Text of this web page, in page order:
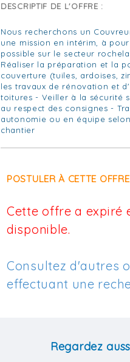
DESCRIPTIF DE L'OFFRE :
Nous recherchons un
une mission en intérim, à
possible sur le secteur
Réaliser la préparation et la
couverture (tuiles, ardoises,
les travaux de rénovation et
toitures - Veiller à la sécurité
au respect des consignes -
autonomie ou en équipe
chantier
POSTULER À CETTE
Cette offre a expiré
disponible.
Consultez d'autres
effectuant une
Regardez